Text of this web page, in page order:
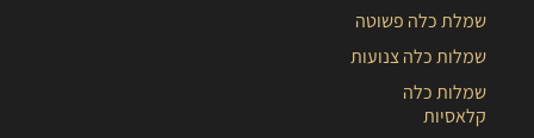
שמלת כלה פשוטה
שמלות כלה צנועות
שמלות כלה
קלאסיות